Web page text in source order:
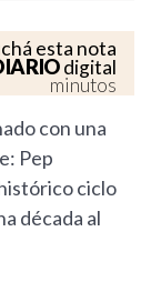
esta nota
digital
minutos
con una
Pep
ciclo
década al